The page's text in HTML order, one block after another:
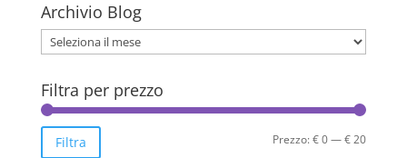
Archivio Blog
Archivio
Blog
Filtra per prezzo
Prezzo
Prezzo
Filtra Prezzo:€ 0—€ 20